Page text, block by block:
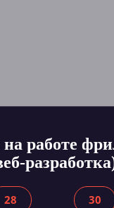
на работе
28 30